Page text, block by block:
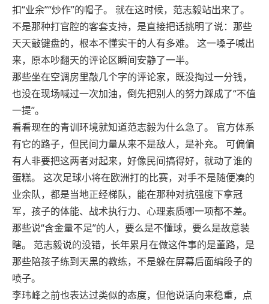
扣“业余”“炒作”的帽子。 就在这时候，范志毅站出来了。
不是那种打官腔的客套支持，是直接把话挑明了说：那些
天天敲键盘的，根本不懂实干的人有多难。 这一嗓子喊出
来，原本吵翻天的评论区瞬间安静了一半。
那些坐在空调房里敲几个字的评论家，既没掏过一分钱，
也没在现场喊过一次加油，倒先把别人的努力踩成了“不值
一提”。
看看现在的青训环境就知道范志毅为什么急了。 官方体系
有它的路子，但民间力量从来不是敌人，是补充。 可偏偏
有人非要把这两者对起来，好像民间搞得好，就动了谁的
蛋糕。 这次足球小将在欧洲打的比赛，对手不是随便凑的
业余队，都是当地正经梯队，能在那种对抗强度下拿冠
军，孩子的体能、战术执行力、心理素质哪一项都不差。
那些说“含金量不足”的人，要么是不懂球，要么是故意装
瞎。 范志毅说的没错，长年累月在做这件事的是董路，是
那些陪孩子练到天黑的教练，不是躲在屏幕后面编段子的
喷子。
李玮峰之前也表达过类似的态度，但他说话向来稳重，点